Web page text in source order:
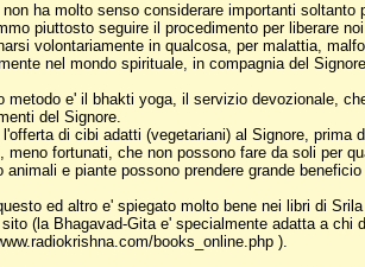
non ha molto senso considerare importanti
piuttosto seguire il procedimento per liberare
volontariamente in qualcosa, per malattia,
nel mondo spirituale, in compagnia del
metodo e' il bhakti yoga, il servizio devozionale,
del Signore.
di cibi adatti (vegetariani) al Signore,
meno fortunati, che non possono fare da soli per
animali e piante possono prendere grande
ed altro e' spiegato molto bene nei libri di
(la Bhagavad-Gita e' specialmente adatta a
books_online.php ).